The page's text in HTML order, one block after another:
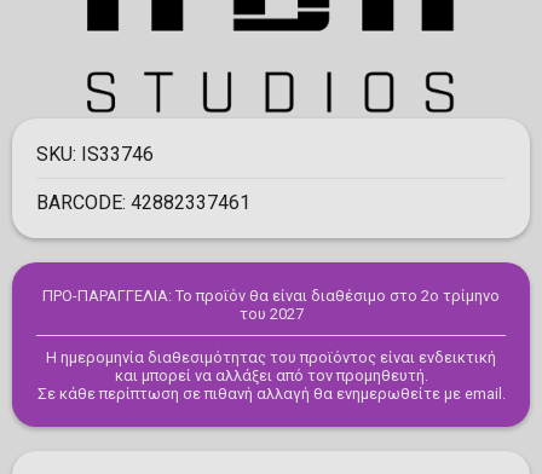
SKU: IS33746
BARCODE: 42882337461
ΠΡΟ-ΠΑΡΑΓΓΕΛΙΑ: Το προϊόν θα είναι διαθέσιμο στο 2ο τρίμηνο
του 2027
Η ημερομηνία διαθεσιμότητας του προϊόντος είναι ενδεικτική
και μπορεί να αλλάξει από τον προμηθευτή.
Σε κάθε περίπτωση σε πιθανή αλλαγή θα ενημερωθείτε με email.